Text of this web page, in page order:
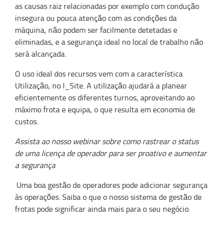
as causas raiz relacionadas por exemplo com condução
insegura ou pouca atenção com as condições da
máquina, não podem ser facilmente detetadas e
eliminadas, e a segurança ideal no local de trabalho não
será alcançada.
O uso ideal dos recursos vem com a característica
Utilização, no I_Site. A utilização ajudará a planear
eficientemente os diferentes turnos, aproveitando ao
máximo frota e equipa, o que resulta em economia de
custos.
Assista ao nosso webinar sobre como rastrear o status
de uma licença de operador para ser proativo e aumentar
a segurança
Uma boa gestão de operadores pode adicionar segurança
às operações. Saiba o que o nosso sistema de gestão de
frotas pode significar ainda mais para o seu negócio.